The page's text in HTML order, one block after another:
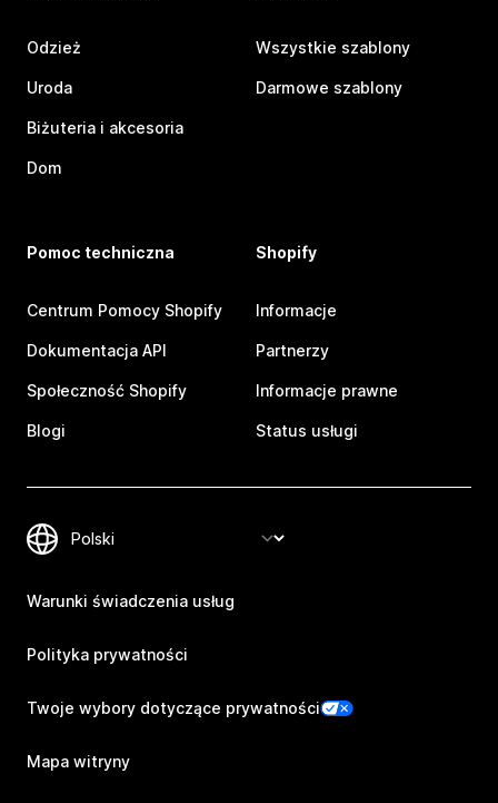
Odzież
Uroda
Biżuteria i akcesoria
Dom
Wszystkie szablony
Darmowe szablony
Pomoc techniczna
Centrum Pomocy Shopify
Dokumentacja API
Społeczność Shopify
Blogi
Shopify
Informacje
Partnerzy
Informacje prawne
Status usługi
Warunki świadczenia usług
Polityka prywatności
Twoje wybory dotyczące prywatności
Mapa witryny